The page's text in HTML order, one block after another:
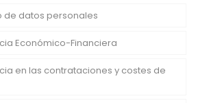
de datos personales
Económico-Financiera
en las contrataciones y costes de